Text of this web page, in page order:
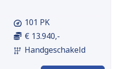
101 PK
€ 13.940,-
Handgeschakeld